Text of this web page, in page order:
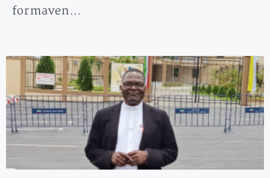
formaven…